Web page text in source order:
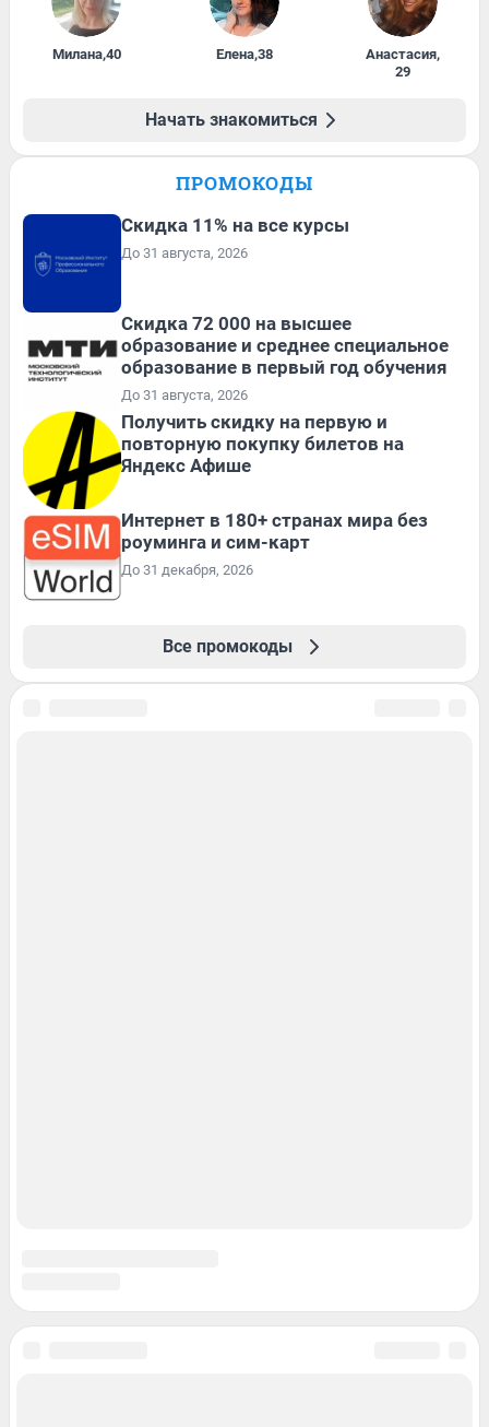
Милана,40 Елена,38 Анастасия,
29
Начать знакомиться
ПРОМОКОДЫ
Скидка 11% на все курсы
До 31 августа, 2026
Скидка 72 000 на высшее
образование и среднее специальное
образование в первый год обучения
До 31 августа, 2026
Получить скидку на первую и
повторную покупку билетов на
Яндекс Афише
Интернет в 180+ странах мира без
роуминга и сим-карт
До 31 декабря, 2026
Все промокоды